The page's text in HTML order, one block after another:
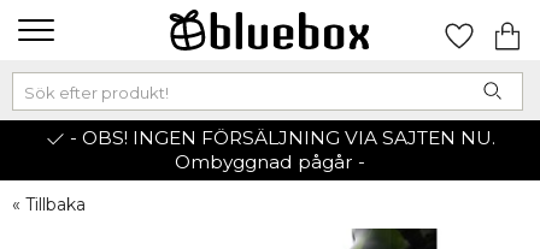
- OBS! INGEN FÖRSÄLJNING VIA SAJTEN NU.
Ombyggnad pågår -
« Tillbaka